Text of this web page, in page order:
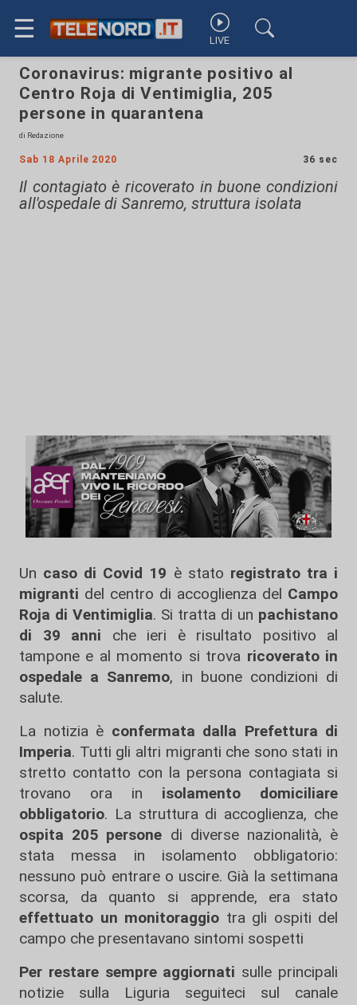
☰ LIVE
Coronavirus: migrante positivo al
Centro Roja di Ventimiglia, 205
persone in quarantena
di Redazione
Sab 18 Aprile 2020 36 sec
Il contagiato è ricoverato in buone condizioni
all'ospedale di Sanremo, struttura isolata
Un caso di Covid 19 è stato registrato tra i
migranti del centro di accoglienza del Campo
Roja di Ventimiglia. Si tratta di un pachistano
di 39 anni che ieri è risultato positivo al
tampone e al momento si trova ricoverato in
ospedale a Sanremo, in buone condizioni di
salute.
La notizia è confermata dalla Prefettura di
Imperia. Tutti gli altri migranti che sono stati in
stretto contatto con la persona contagiata si
trovano ora in isolamento domiciliare
obbligatorio. La struttura di accoglienza, che
ospita 205 persone di diverse nazionalità, è
stata messa in isolamento obbligatorio:
nessuno può entrare o uscire. Già la settimana
scorsa, da quanto si apprende, era stato
effettuato un monitoraggio tra gli ospiti del
campo che presentavano sintomi sospetti
Per restare sempre aggiornati sulle principali
notizie sulla Liguria seguiteci sul canale